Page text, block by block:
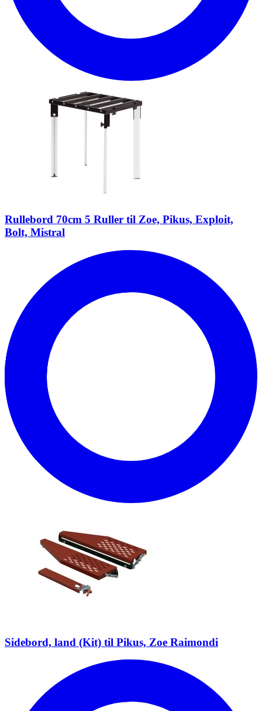
Rullebord 70cm 5 Ruller til Zoe, Pikus, Exploit,
Bolt, Mistral
Sidebord, land (Kit) til Pikus, Zoe Raimondi